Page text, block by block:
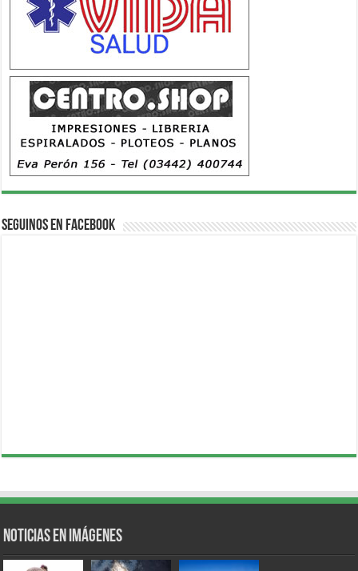
Seguinos en Facebook
Noticias en Imágenes